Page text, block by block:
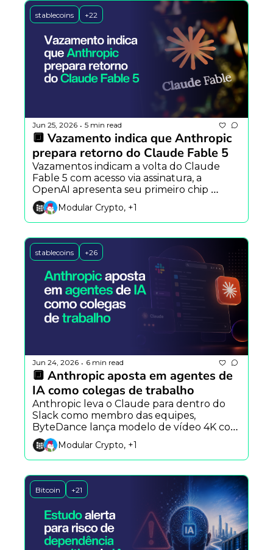
stablecoins +22
Jun 25, 2026 • 5 min read
🔲 Vazamento indica que Anthropic
prepara retorno do Claude Fable 5
Vazamentos indicam a volta do Claude
Fable 5 com acesso via assinatura, a
OpenAI apresenta seu primeiro chip
próprio para IA e o Hermes Agent aposta
em mascotes animados para aproximar
usuários dos agentes autônomos.
Modular Crypto, +1
stablecoins +26
Jun 24, 2026 • 6 min read
🔲 Anthropic aposta em agentes de
IA como colegas de trabalho
Anthropic leva o Claude para dentro do
Slack como membro das equipes,
ByteDance lança modelo de vídeo 4K com
até 50 referências e empresas defendem
IA soberana para reduzir dependência das
big techs.
Modular Crypto, +1
Bitcoin +21